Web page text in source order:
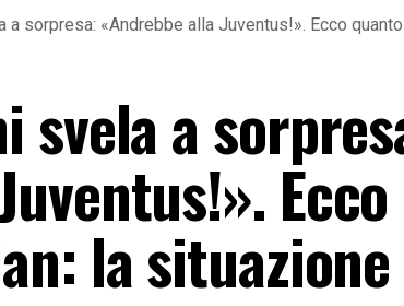
a sorpresa: «Andrebbe alla Juventus!». Ecco
svela a
la situazione